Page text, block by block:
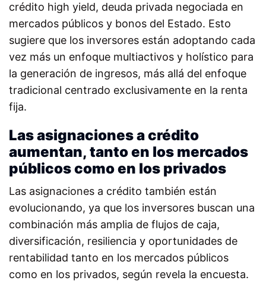
crédito high yield, deuda privada negociada en
mercados públicos y bonos del Estado. Esto
sugiere que los inversores están adoptando cada
vez más un enfoque multiactivos y holístico para
la generación de ingresos, más allá del enfoque
tradicional centrado exclusivamente en la renta
fija.
Las asignaciones a crédito
aumentan, tanto en los mercados
públicos como en los privados
Las asignaciones a crédito también están
evolucionando, ya que los inversores buscan una
combinación más amplia de flujos de caja,
diversificación, resiliencia y oportunidades de
rentabilidad tanto en los mercados públicos
como en los privados, según revela la encuesta.